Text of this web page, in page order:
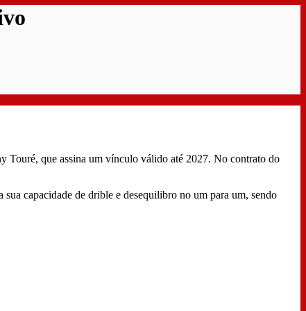
Touré, que assina um vínculo válido até 2027. No contrato do
capacidade de drible e desequilibro no um para um, sendo